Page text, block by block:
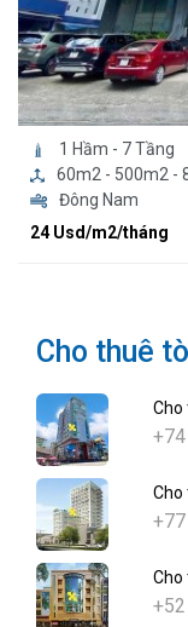
1 Hầm - 7 Tầng
60m2 - 500m2 -
Đông Nam
24 Usd/m2/tháng
Cho thuê
Cho
Cho
Cho